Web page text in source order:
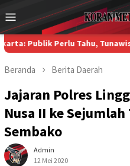
ke
konten
Menu
Mobile
Perlu Tahu, Tunawisma
Beranda Berita Daerah
Jajaran Polres
Nusa II ke
Sembako
Admin
12 Mei 2020